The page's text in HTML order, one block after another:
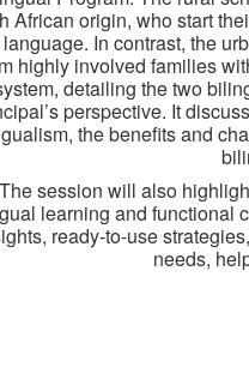
African origin, who start
In contrast, the
highly involved families
detailing the two
perspective. It
the benefits and
session will also
learning and functional
ready-to-use
needs,